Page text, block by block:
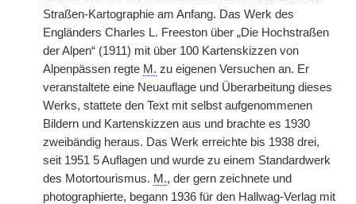
Straßen-Kartographie am Anfang. Das Werk des
Engländers Charles L. Freeston über „Die Hochstraßen
der Alpen“ (1911) mit über 100 Kartenskizzen von
Alpenpässen regte M. zu eigenen Versuchen an. Er
veranstaltete eine Neuauflage und Überarbeitung dieses
Werks, stattete den Text mit selbst aufgenommenen
Bildern und Kartenskizzen aus und brachte es 1930
zweibändig heraus. Das Werk erreichte bis 1938 drei,
seit 1951 5 Auflagen und wurde zu einem Standardwerk
des Motortourismus. M., der gern zeichnete und
photographierte, begann 1936 für den Hallwag-Verlag mit